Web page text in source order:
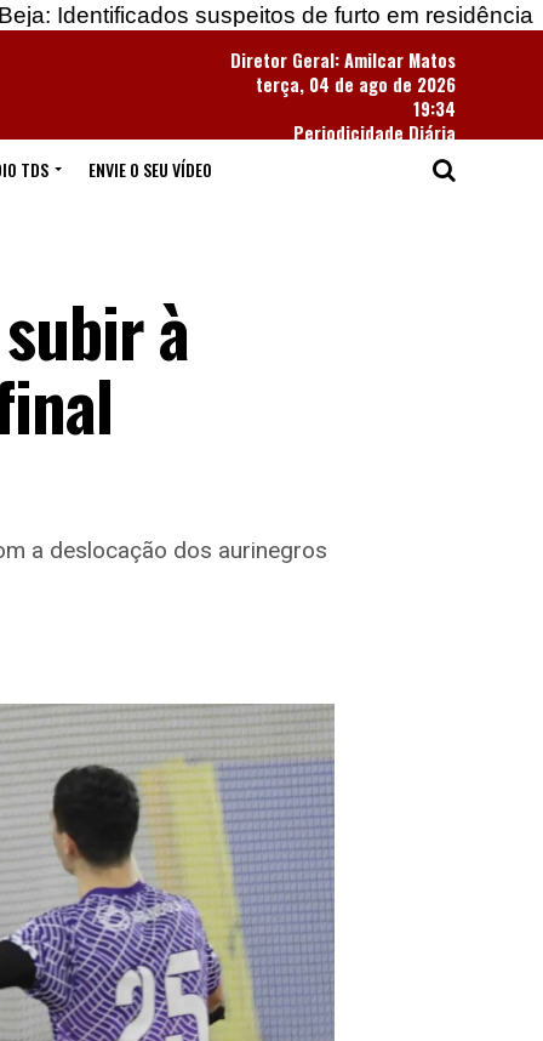
suspeitos de furto em residência
Diretor Geral: Amilcar Matos
terça, 04 de ago de 2026
19:34
Periodicidade Diária
TDS ENVIE O SEU VÍDEO
à
a deslocação dos aurinegros